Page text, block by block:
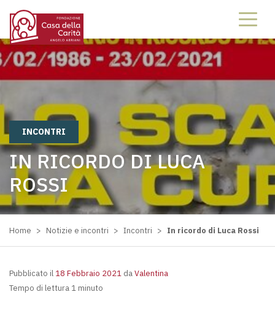
INCONTRI
IN RICORDO DI LUCA
ROSSI
Home > Notizie e incontri > Incontri > In ricordo di Luca Rossi
Pubblicato il 18 Febbraio 2021 daValentina
Tempo di lettura 1 minuto